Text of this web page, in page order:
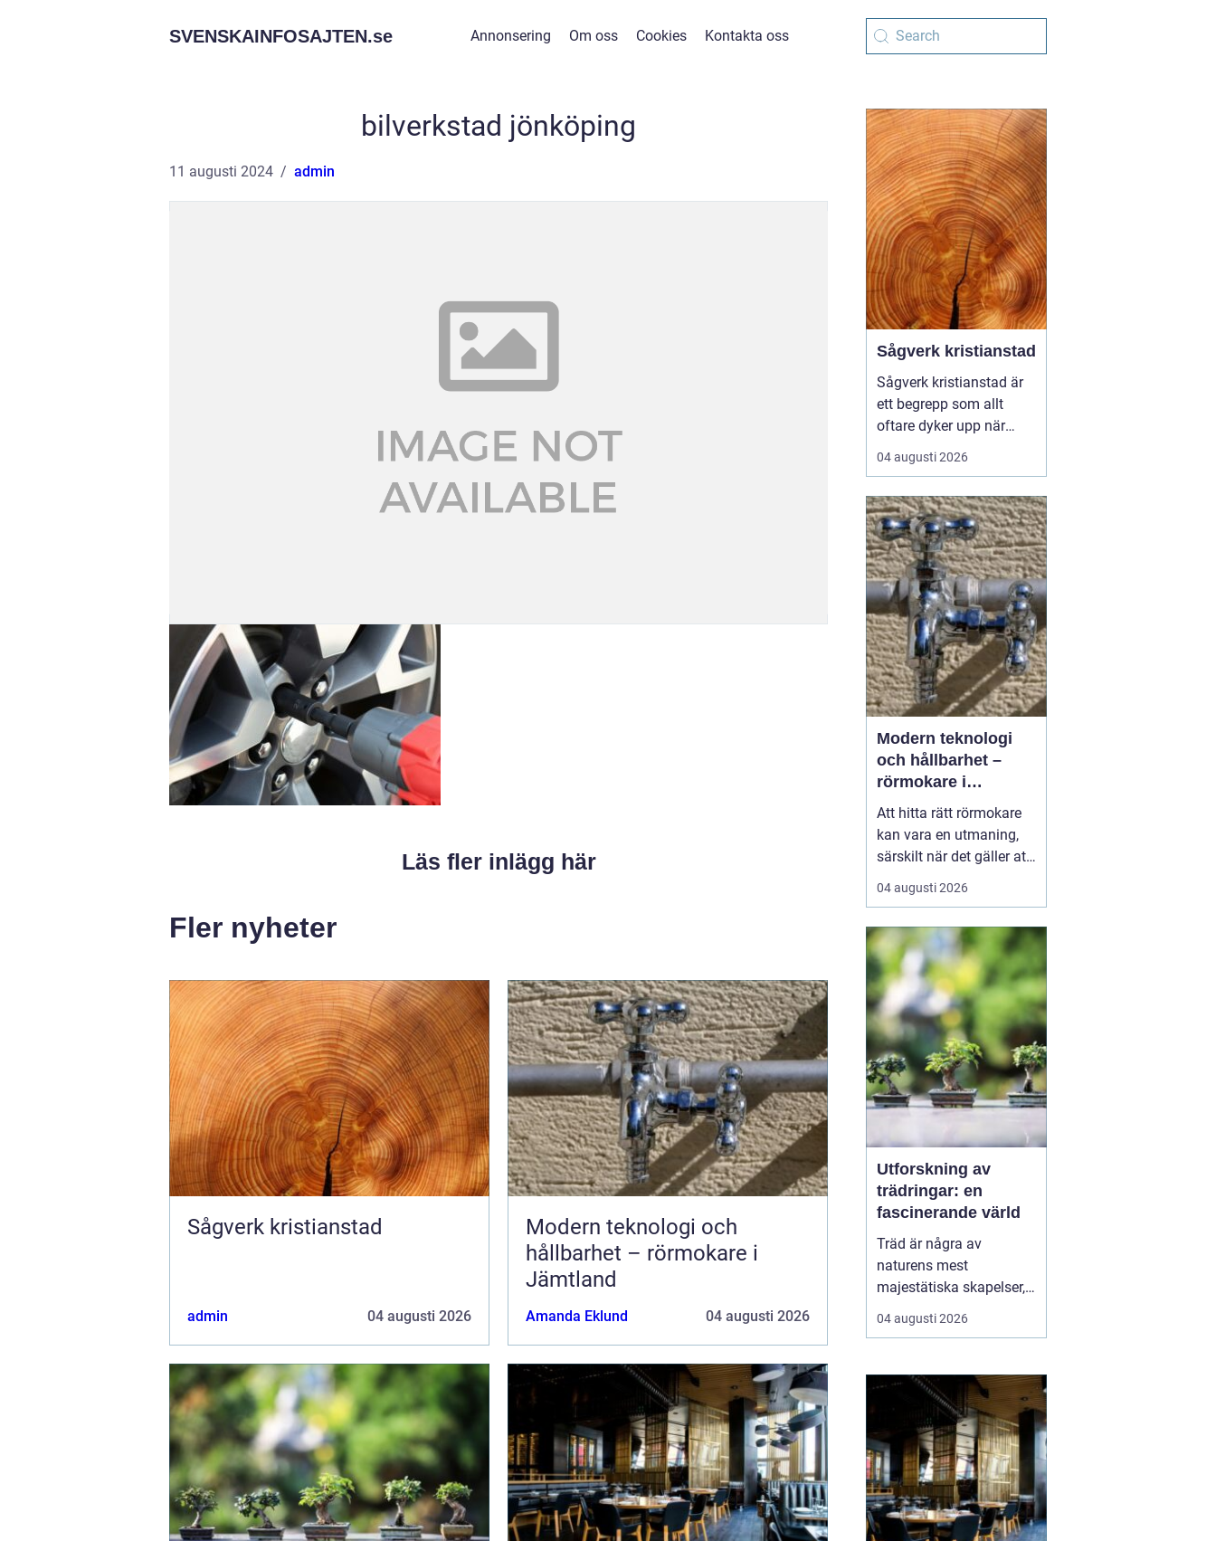
SVENSKAINFOSAJTEN.se Annonsering Om oss Cookies Kontakta oss
bilverkstad jönköping
11 augusti 2024 admin
Läs fler inlägg här
Fler nyheter
Sågverk kristianstad
admin 04 augusti 2026
Modern teknologi och
hållbarhet – rörmokare i
Jämtland
Amanda Eklund 04 augusti 2026
Sågverk kristianstad
Sågverk kristianstad är
ett begrepp som allt
oftare dyker upp när
husbyggare, snickare
och markägare söker
trävaror i nordöstra
skåne. Områdets långa
tradition av skogsbruk
och hantverk har skapat
en stark bas för sågverk
som k...
04 augusti 2026
Modern teknologi
och hållbarhet –
rörmokare i
Jämtland
Att hitta rätt rörmokare
kan vara en utmaning,
särskilt när det gäller att
välja bland många
erbjudanden på en
Jämtland. Kvalificerade
rörmokare är viktiga för
att s&aum...
04 augusti 2026
Utforskning av
trädringar: en
fascinerande värld
Träd är några av
naturens mest
majestätiska skapelser,
och deras årliga
växande lager kan
historia och omgivning.
04 augusti 2026